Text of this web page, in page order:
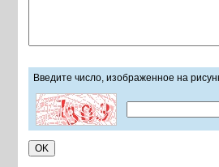
Введите число, изображенное на